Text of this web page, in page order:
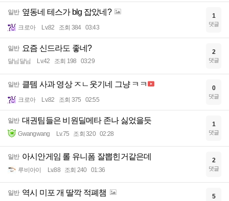
일반 옆동네 테스가 blg 잡았네?
크로아 Lv.82 조회 384 03:43
1
댓글
일반 요즘 신드라도 좋네?
달님달님 Lv.42 조회 198 03:29
2
댓글
일반 클템 사과 영상 ㅈㄴ웃기네 그냥 ㅋㅋ
크로아 Lv.82 조회 375 02:55
0
댓글
일반 대권팀들은 비원딜메타 존나 싫었을듯
Gwangwang Lv.75 조회 320 02:28
1
댓글
일반 아시안게임 롤 유니폼 잘뽑힌거같은데
루비아이 Lv.88 조회 240 01:36
2
댓글
일반 역시 미포 개 딸깍 적폐챔 5